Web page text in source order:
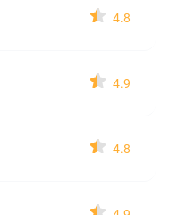
4.8
4.9
4.8